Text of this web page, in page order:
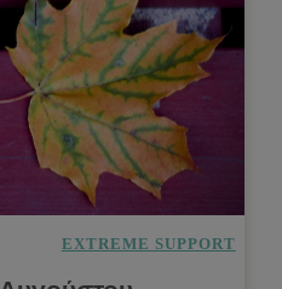
EXTREME SUPPORT